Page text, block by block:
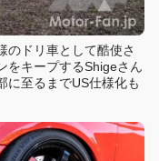
のドリ車として酷使さ
をキープするShigeさん
に至るまでUS仕様化も